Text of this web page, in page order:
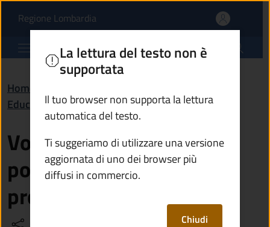
Vorrei leggere un
Regione Lombardia(apre in un'altra scheda).
Comune di Breno
Home
Educazione e formazione
Vorrei leggere un ebook:
posso prenderlo in
prestito in biblioteca?
La lettura del testo non è
supportata
Il tuo browser non supporta la lettura
automatica del testo.
Ti suggeriamo di utilizzare una versione
aggiornata di uno dei browser più
diffusi in commercio.
Chiudi